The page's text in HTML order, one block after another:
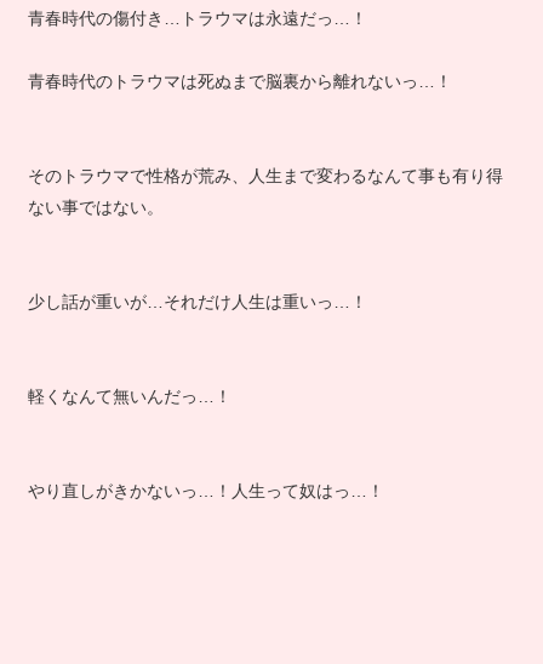
青春時代の傷付き…トラウマは永遠だっ…！
青春時代のトラウマは死ぬまで脳裏から離れないっ…！
そのトラウマで性格が荒み、人生まで変わるなんて事も有り得
ない事ではない。
少し話が重いが…それだけ人生は重いっ…！
軽くなんて無いんだっ…！
やり直しがきかないっ…！人生って奴はっ…！